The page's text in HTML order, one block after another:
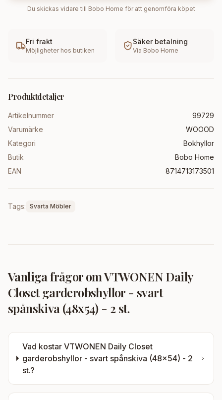
Du skickas vidare till Bobo Home för att genomföra köpet
Fri frakt
Möjligheter hos butiken
Säker betalning
Via Bobo Home
Produktdetaljer
Artikelnummer
99729
Varumärke
WOOOD
Kategori
Bokhyllor
Butik
Bobo Home
EAN
8714713173501
Tags: Svarta Möbler
Vanliga frågor omVTWONEN Daily
Closet garderobshyllor - svart
spånskiva (48x54) - 2 st.
Vad kostarVTWONEN Daily Closet
garderobshyllor - svart spånskiva (48x54) - 2
st.?